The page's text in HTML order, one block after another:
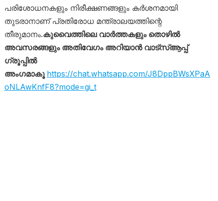
പരിശോധനകളും നിരീക്ഷണങ്ങളും കർശനമായി
തുടരാനാണ് പ്രതിരോധ മന്ത്രാലയത്തിന്റെ
തീരുമാനം.കുവൈത്തിലെ വാർത്തകളും തൊഴിൽ
അവസരങ്ങളും അതിവേഗം അറിയാൻ വാട്സ്ആപ്പ്
ഗ്രൂപ്പിൽ
അംഗമാകൂ https://chat.whatsapp.com/J8DppBWsXPaA
oNLAwKnfF8?mode=gi_t